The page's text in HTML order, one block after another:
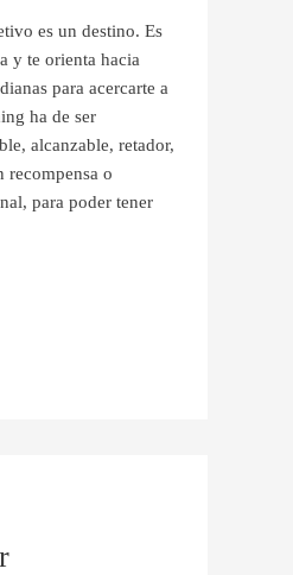
es un destino. Es
y te orienta hacia
para acercarte a
ha de ser
alcanzable, retador,
recompensa o
para poder tener